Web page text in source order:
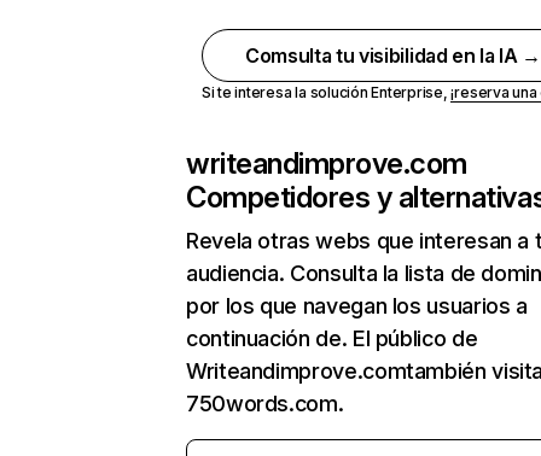
Comsulta tu visibilidad en la IA →
Si te interesa la solución Enterprise,¡reserva
writeandimprove.com
Competidores y
Revela otras webs que interesan a
audiencia. Consulta la lista de
por los que navegan los usuarios a
continuación de. El público de
Writeandimprove.comtambién
750words.com.